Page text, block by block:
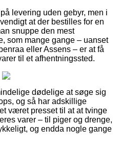
levering uden gebyr, men i
at der bestilles for en
snuppe den mest
som mange gange – uanset
eller Assens – er at få
til et afhentningssted.
dødelige at søge sig
og så har adskillige
været presset til at at tvinge
varer – til piger og drenge,
og endda nogle gange